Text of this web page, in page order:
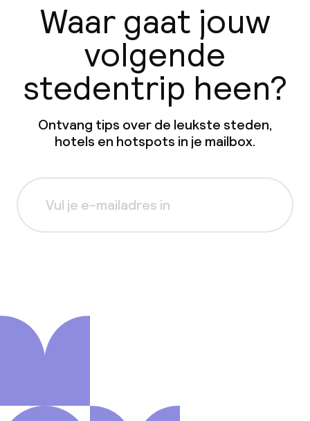
Waar gaat jouw
volgende
stedentrip heen?
Ontvang tips over de leukste steden,
hotels en hotspots in je mailbox.